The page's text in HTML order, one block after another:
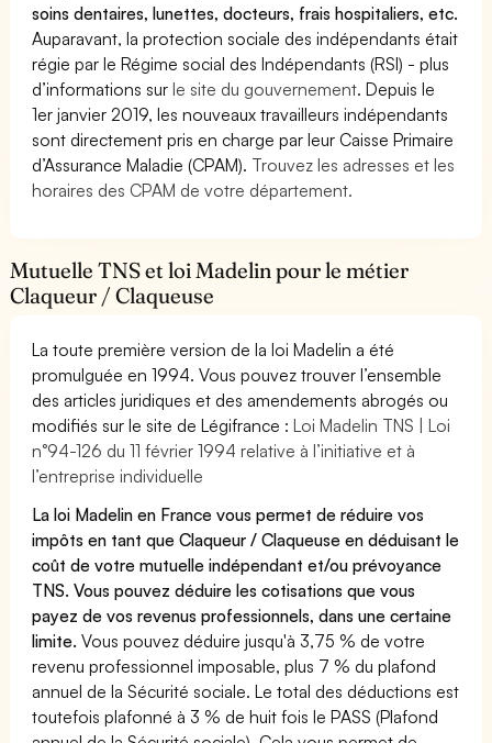
soins dentaires, lunettes, docteurs, frais hospitaliers, etc.
Auparavant, la protection sociale des indépendants était
régie par le Régime social des Indépendants (RSI) - plus
d’informations surle site du gouvernement. Depuis le
1er janvier 2019, les nouveaux travailleurs indépendants
sont directement pris en charge par leur Caisse Primaire
d’Assurance Maladie (CPAM). Trouvez les adresses et les
horaires des CPAM de votre département.
Mutuelle TNS et loi Madelin pour le métier
Claqueur / Claqueuse
La toute première version de la loi Madelin a été
promulguée en 1994. Vous pouvez trouver l’ensemble
des articles juridiques et des amendements abrogés ou
modifiés sur le site de Légifrance :Loi Madelin TNS | Loi
n°94-126 du 11 février 1994 relative à l’initiative et à
l’entreprise individuelle
La loi Madelin en France vous permet de réduire vos
impôts en tant que Claqueur / Claqueuse en déduisant le
coût de votre mutuelle indépendant et/ou prévoyance
TNS. Vous pouvez déduire les cotisations que vous
payez de vos revenus professionnels, dans une certaine
limite.Vous pouvez déduire jusqu'à 3,75 % de votre
revenu professionnel imposable, plus 7 % du plafond
annuel de la Sécurité sociale. Le total des déductions est
toutefois plafonné à 3 % de huit fois le PASS (Plafond